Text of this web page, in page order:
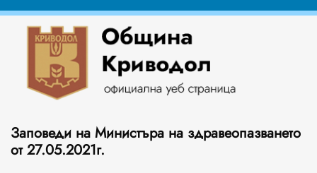
Заповеди на Министъра на здравеопазването
от 27.05.2021г.